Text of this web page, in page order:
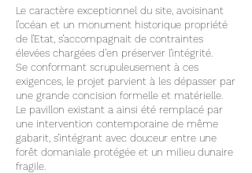
Le caractère exceptionnel du site, avoisinant
l’océan et un monument historique propriété
de l’Etat, s’accompagnait de contraintes
élevées chargées d’en préserver l’intégrité.
Se conformant scrupuleusement à ces
exigences, le projet parvient à les dépasser par
une grande concision formelle et matérielle.
Le pavillon existant a ainsi été remplacé par
une intervention contemporaine de même
gabarit, s’intégrant avec douceur entre une
forêt domaniale protégée et un milieu dunaire
fragile.